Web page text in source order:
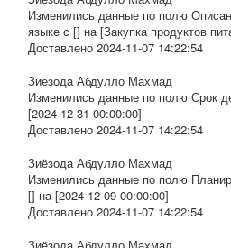
Изменились данные по полю
языке с [] на [Закупка продуктов
Доставлено 2024-11-07 14:22:54
Зиёзода Абдулло Махмад
Изменились данные по полю Срок
[2024-12-31 00:00:00]
Доставлено 2024-11-07 14:22:54
Зиёзода Абдулло Махмад
Изменились данные по полю
[] на [2024-12-09 00:00:00]
Доставлено 2024-11-07 14:22:54